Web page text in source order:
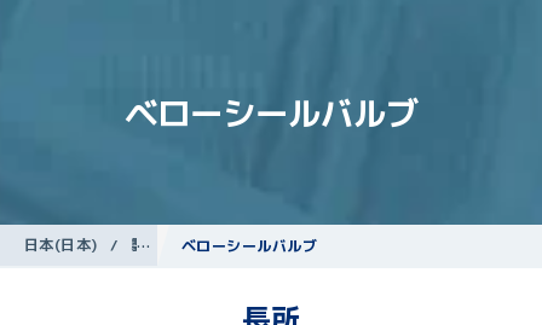
ベローシールバルブ
日本(日本) / 製品 遮断弁
ベローシールバルブ